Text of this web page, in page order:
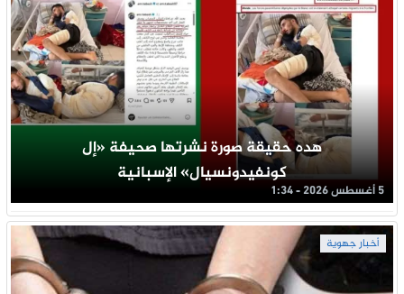
هده حقيقة صورة نشرتها صحيفة «إل
كونفيدونسيال» الإسبانية
5 أغسطس 2026 - 1:34
أخبار جهوية